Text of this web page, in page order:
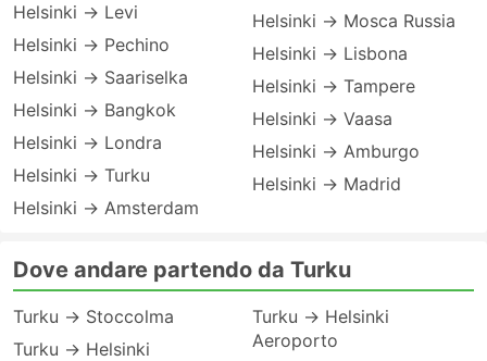
Helsinki → Levi
Helsinki → Pechino
Helsinki → Saariselka
Helsinki → Bangkok
Helsinki → Londra
Helsinki → Turku
Helsinki → Amsterdam
Helsinki → Mosca Russia
Helsinki → Lisbona
Helsinki → Tampere
Helsinki → Vaasa
Helsinki → Amburgo
Helsinki → Madrid
Dove andare partendo da Turku
Turku → Stoccolma
Turku → Helsinki
Turku → Helsinki
Aeroporto